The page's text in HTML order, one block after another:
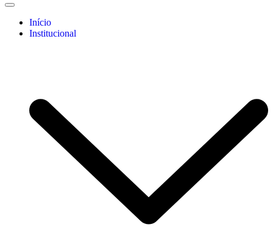
Início
Institucional